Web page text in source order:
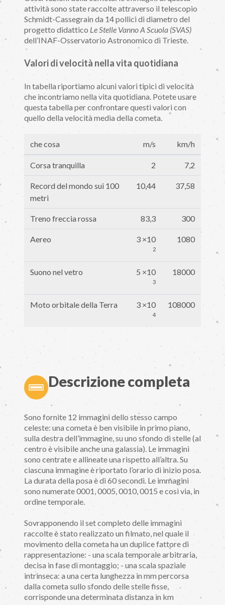
attività sono state raccolte attraverso il telescopio
Schmidt-Cassegrain da 14 pollici di diametro del
progetto didattico Le Stelle Vanno A Scuola (SVAS)
dell’INAF-Osservatorio Astronomico di Trieste.
Valori di velocità nella vita quotidiana
In tabella riportiamo alcuni valori tipici di velocità
che incontriamo nella vita quotidiana. Potete usare
questa tabella per confrontare questi valori con
quello della velocità media della cometa.
che cosa m/s km/h
Corsa tranquilla 2 7,2
Record del mondo sui 100
metri
10,44 37,58
Treno freccia rossa 83,3 300
Aereo 3 ×10
2
1080
Suono nel vetro 5 ×10
3
18000
Moto orbitale della Terra 3 ×10
4
108000
Descrizione completa
Sono fornite 12 immagini dello stesso campo
celeste: una cometa è ben visibile in primo piano,
sulla destra dell’immagine, su uno sfondo di stelle (al
centro è visibile anche una galassia). Le immagini
sono centrate e allineate una rispetto all’altra. Su
ciascuna immagine è riportato l’orario di inizio posa.
La durata della posa è di 60 secondi. Le immagini
sono numerate 0001, 0005, 0010, 0015 e così via, in
ordine temporale.
Sovrapponendo il set completo delle immagini
raccolte è stato realizzato un filmato, nel quale il
movimento della cometa ha un duplice fattore di
rappresentazione: - una scala temporale arbitraria,
decisa in fase di montaggio; - una scala spaziale
intrinseca: a una certa lunghezza in mm percorsa
dalla cometa sullo sfondo delle stelle fisse,
corrisponde una determinata distanza in km